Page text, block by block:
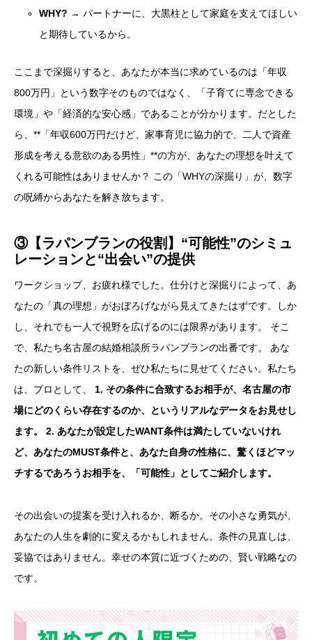
WHY? → パートナーに、大黒柱として家庭を支えてほしい
と期待しているから。
ここまで深掘りすると、あなたが本当に求めているのは「年収
800万円」という数字そのものではなく、「子育てに専念できる
環境」や「経済的な安心感」であることが分かります。だとした
ら、**「年収600万円だけど、家事育児に協力的で、二人で資産
形成を考える意欲のある男性」**の方が、あなたの理想を叶えて
くれる可能性はありませんか？ この「WHYの深掘り」が、数字
の呪縛からあなたを解き放ちます。
③【ラパンブランの役割】“可能性”のシミュ
レーションと“出会い”の提供
ワークショップ、お疲れ様でした。仕分けと深掘りによって、あ
なたの「真の理想」がおぼろげながら見えてきたはずです。しか
し、それでも一人で視野を広げるのには限界があります。 そこ
で、私たち名古屋の結婚相談所ラパンブランの出番です。 あな
たの新しい条件リストを、ぜひ私たちに見せてください。私たち
は、プロとして、 1. その条件に合致するお相手が、名古屋の市
場にどのくらい存在するのか、というリアルなデータをお見せし
ます。
2. あなたが設定したWANT条件は満たしていないけれ
ど、あなたのMUST条件と、あなた自身の性格に、驚くほどマッ
チするであろうお相手を、「可能性」としてご紹介します。
その出会いの提案を受け入れるか、断るか。その小さな勇気が、
あなたの人生を劇的に変えるかもしれません。条件の見直しは、
妥協ではありません。幸せの本質に近づくための、賢い戦略なの
です。
件」への仕分け作業
②【ワークショップ②】その条件は、なぜ必要なの
か？「WHY」の深掘り
③【ラパンブランの役割】“可能性”のシミュレーショ
ンと“出会い”の提供